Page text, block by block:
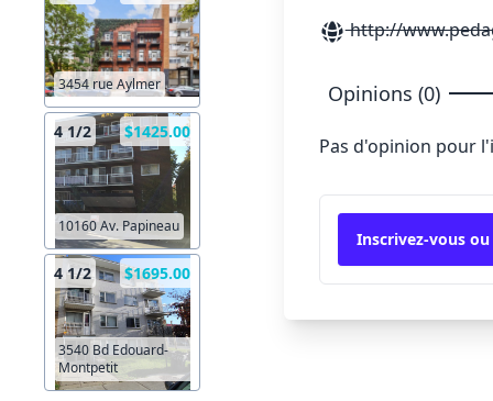
3454 rue Aylmer
4 1/2 $1425.00
10160 Av. Papineau
4 1/2 $1695.00
3540 Bd Edouard-
Montpetit
http://
Opinions (0)
Pas d'opinion pour
Inscrivez-vous